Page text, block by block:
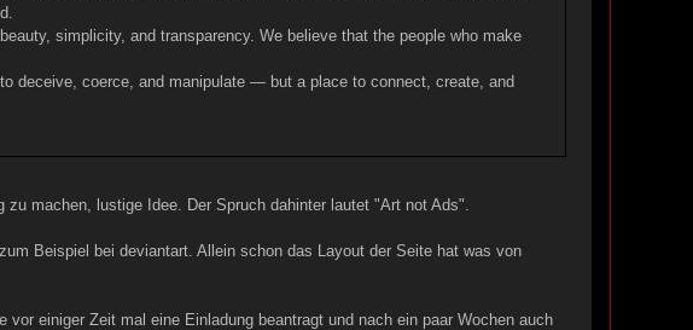
simplicity, and transparency. We believe that the people who make
deceive, coerce, and manipulate — but a place to connect, create, and
machen, lustige Idee. Der Spruch dahinter lautet "Art not Ads".
Beispiel bei deviantart. Allein schon das Layout der Seite hat was von
einiger Zeit mal eine Einladung beantragt und nach ein paar Wochen auch